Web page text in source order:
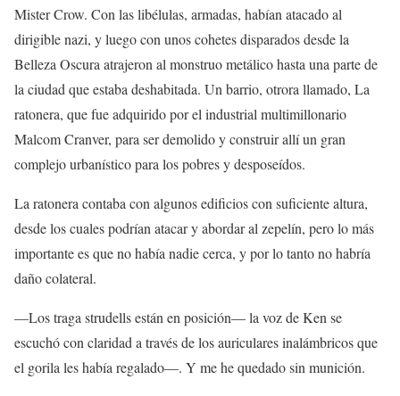
Mister Crow. Con las libélulas, armadas, habían atacado al
dirigible nazi, y luego con unos cohetes disparados desde la
Belleza Oscura atrajeron al monstruo metálico hasta una parte de
la ciudad que estaba deshabitada. Un barrio, otrora llamado, La
ratonera, que fue adquirido por el industrial multimillonario
Malcom Cranver, para ser demolido y construir allí un gran
complejo urbanístico para los pobres y desposeídos.
La ratonera contaba con algunos edificios con suficiente altura,
desde los cuales podrían atacar y abordar al zepelín, pero lo más
importante es que no había nadie cerca, y por lo tanto no habría
daño colateral.
—Los traga strudells están en posición— la voz de Ken se
escuchó con claridad a través de los auriculares inalámbricos que
el gorila les había regalado—. Y me he quedado sin munición.